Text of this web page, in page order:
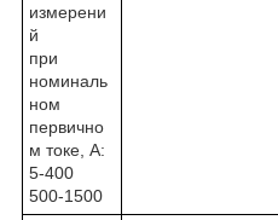
измерени
й
при
номиналь
ном
первично
м токе, А:
5-400
500-1500